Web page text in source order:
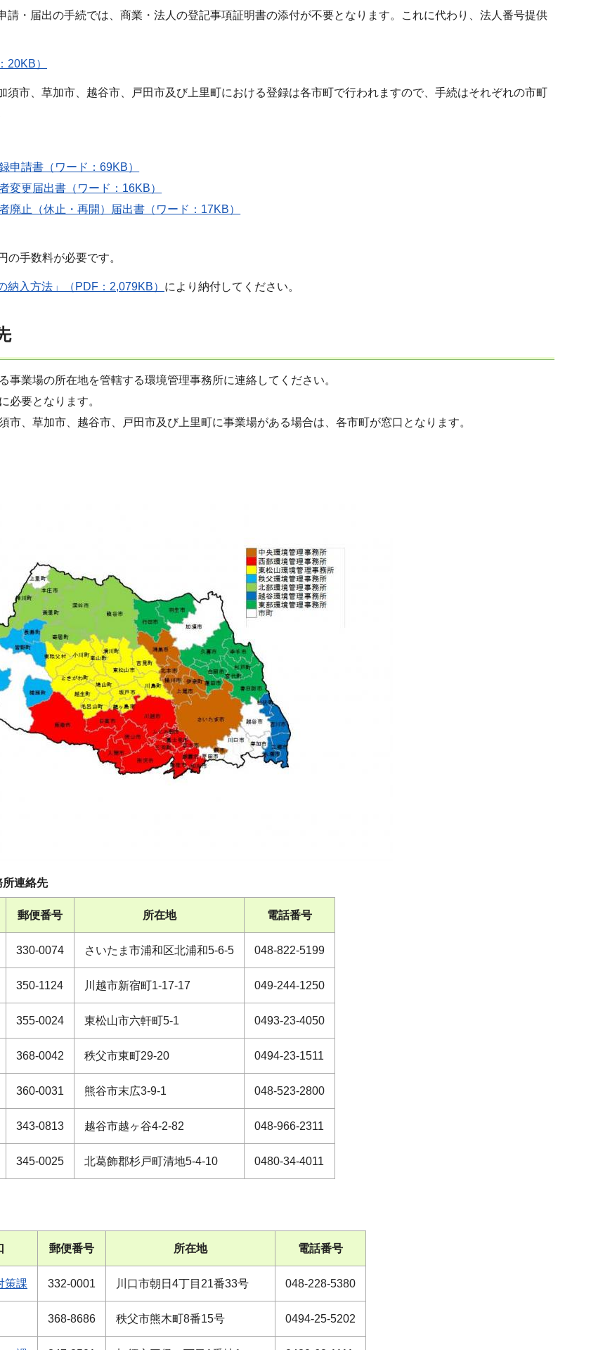
請・届出の手続では、商業・法人の登記事項証明書の添付が不要となります。これに代わり、法人番号提供
20KB）
須市、草加市、越谷市、戸田市及び上里町における登録は各市町で行われますので、手続はそれぞれの市町
申請書（ワード：69KB）
変更届出書（ワード：16KB）
廃止（休止・再開）届出書（ワード：17KB）
の手数料が必要です。
納入方法」（PDF：2,079KB） により納付してください。
事業場の所在地を管轄する環境管理事務所に連絡してください。
必要となります。
市、草加市、越谷市、戸田市及び上里町に事業場がある場合は、各市町が窓口となります。
所連絡先
郵便番号 所在地 電話番号
330-0074 さいたま市浦和区北浦和5-6-5 048-822-5199
350-1124 川越市新宿町1-17-17 049-244-1250
355-0024 東松山市六軒町5-1 0493-23-4050
368-0042 秩父市東町29-20 0494-23-1511
360-0031 熊谷市末広3-9-1 048-523-2800
343-0813 越谷市越ヶ谷4-2-82 048-966-2311
345-0025 北葛飾郡杉戸町清地5-4-10 0480-34-4011
郵便番号 所在地 電話番号
策課 332-0001 川口市朝日4丁目21番33号 048-228-5380
368-8686 秩父市熊木町8番15号 0494-25-5202